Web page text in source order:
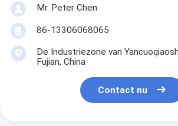
Mr. Peter Chen
86-13306068065
De Industriezone van
Fujian, China
Contact nu